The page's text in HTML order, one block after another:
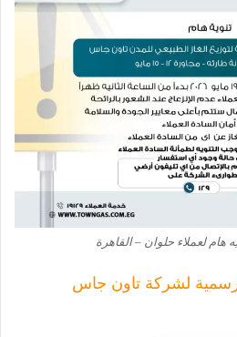
هام لعملاء حلوان – القاهرة
لشركة تاون جاس